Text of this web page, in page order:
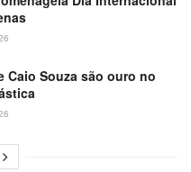
Caio Souza são ouro no